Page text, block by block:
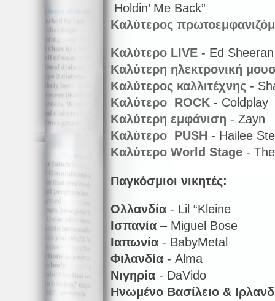
Holdin’ Me Back”
Καλύτερος
Καλύτερο LIVE - Ed Sheeran
Καλύτερη ηλεκτρονική
Καλύτερος καλλιτέχνης -
Καλύτερο ROCK - Coldplay
Καλύτερη εμφάνιση - Zayn
Καλύτερο PUSH - Hailee
Καλύτερο World Stage -
Παγκόσμιοι νικητές:
Ολλανδία - Lil “Kleine
Ισπανία – Miguel Bose
Ιαπωνία - BabyMetal
Φιλανδία - Alma
Νιγηρία - DaVido
Ηνωμένο Βασίλειο &